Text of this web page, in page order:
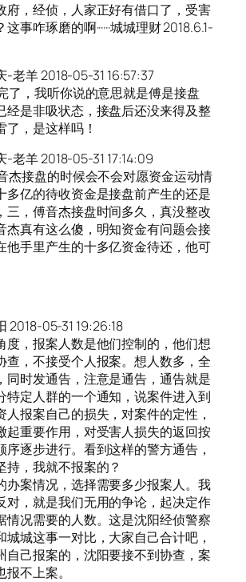
府，经侦，人家正好有借口了，受害
事咋琢磨的啊······城城理财 2018.6.1-
-老羊 2018-05-31 16:57:37
了，我听你说的意思就是傅是接盘
经是非吸状态，接盘后还没来得及整
，是这样吗！
-老羊 2018-05-31 17:14:09
杰接盘的时候会不会对愿资金运动情
多亿的待收资金是接盘前产生的还是
三，傅音杰接盘时间多久，真没整改
杰真有这么傻，明知资金有问题会接
他手里产生的十多亿资金待还，他可
2018-05-31 19:26:18
度，报案人数是他们控制的，他们想
查，不接受个人报案。想人数多，全
同时发通告，注意是通告，通告就是
特定人群的一个通知，说案件进入到
人报案自己的损失，对案件的定性，
起重要作用，对受害人损失的返回按
序逐步进行。看到这样的警方通告，
持，我就不报案的？
办案情况，选择需要多少报案人。我
对，就是我们无用的争论，起决定作
情况需要的人数。这是沈阳经侦警察
城城这事一对比，大家自己合计吧，
自己报案的，沈阳要接不到协查，案
不上案。